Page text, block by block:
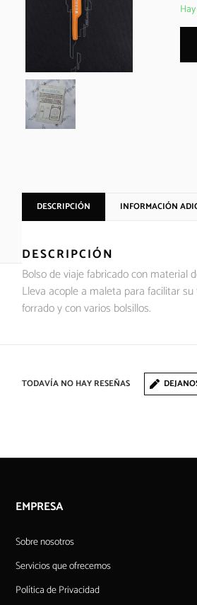
DESCRIPCIÓN INFORMACIÓN
DESCRIPCIÓN
Bolso de viaje fabricado con material
Lleva acople a maleta para facilitar
forrado y con varios bolsillos.
TODAVÍA NO HAY RESEÑAS
EMPRESA
Sobre nosotros
Servicios que ofrecemos
Política de Privacidad